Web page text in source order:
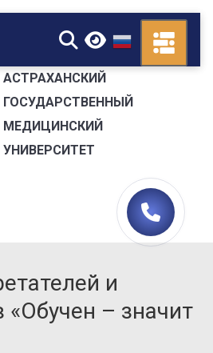
▼
АСТРАХАНСКИЙ
ГОСУДАРСТВЕННЫЙ
МЕДИЦИНСКИЙ
УНИВЕРСИТЕТ
и
«Обучен – значит